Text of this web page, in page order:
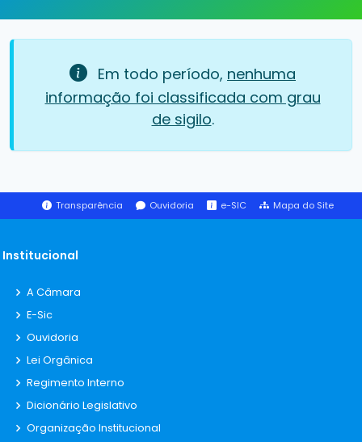
Em todo período, nenhuma
informação foi classificada com grau
de sigilo.
Transparência Ouvidoria e-SIC Mapa do Site
Institucional
A Câmara
E-Sic
Ouvidoria
Lei Orgânica
Regimento Interno
Dicionário Legislativo
Organização Institucional